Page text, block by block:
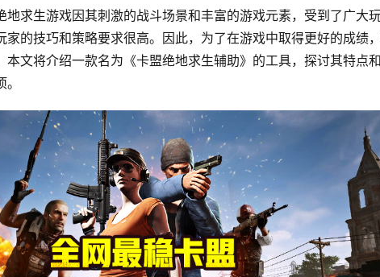
地求生游戏因其刺激的战斗场景和丰富的游戏元素，受到了广大
的技巧和策略要求很高。因此，为了在游戏中取得更好的成绩
文将介绍一款名为《卡盟绝地求生辅助》的工具，探讨其特点